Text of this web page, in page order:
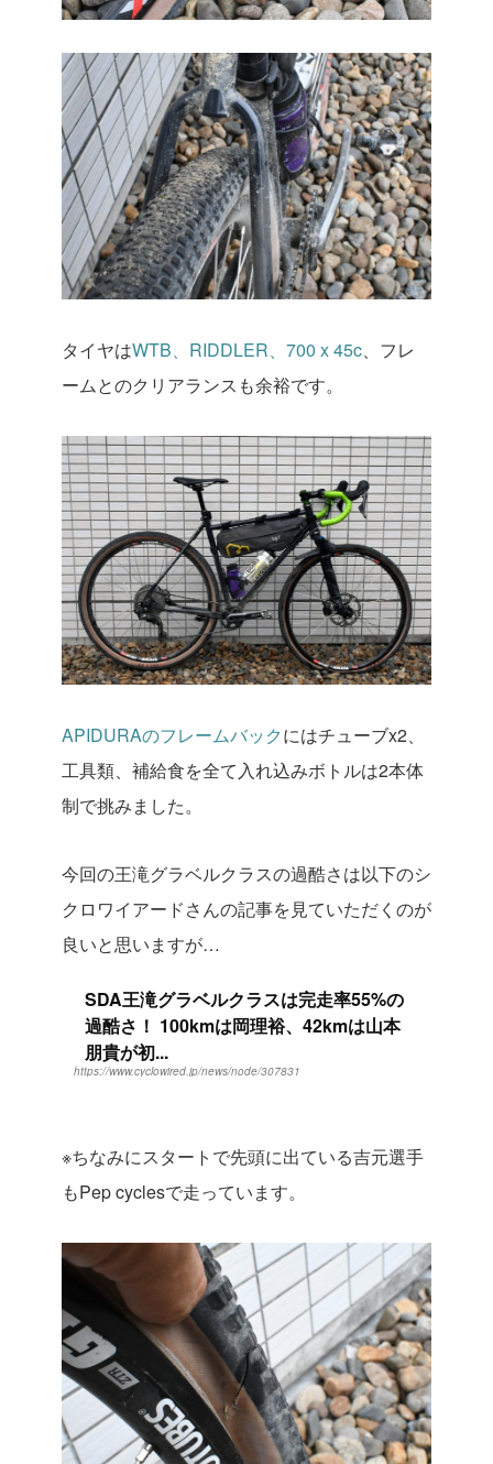
タイヤはWTB、RIDDLER、700 x 45c、フレ
ームとのクリアランスも余裕です。
APIDURAのフレームバックにはチューブx2、
工具類、補給食を全て入れ込みボトルは2本体
制で挑みました。
今回の王滝グラベルクラスの過酷さは以下のシ
クロワイアードさんの記事を見ていただくのが
良いと思いますが…
SDA王滝グラベルクラスは完走率55%の
過酷さ！ 100kmは岡理裕、42kmは山本
朋貴が初...
https://www.cyclowired.jp/news/node/307831
※ちなみにスタートで先頭に出ている吉元選手
もPep cyclesで走っています。